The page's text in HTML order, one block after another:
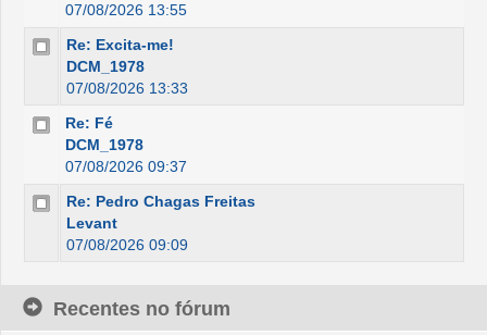
07/08/2026 13:55
Re: Excita-me!
DCM_1978
07/08/2026 13:33
Re: Fé
DCM_1978
07/08/2026 09:37
Re: Pedro Chagas Freitas
Levant
07/08/2026 09:09
Recentes no fórum